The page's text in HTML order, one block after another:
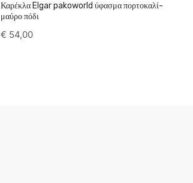
Καρέκλα Elgar pakoworld ύφασμα πορτοκαλί-
μαύρο πόδι
€ 54,00